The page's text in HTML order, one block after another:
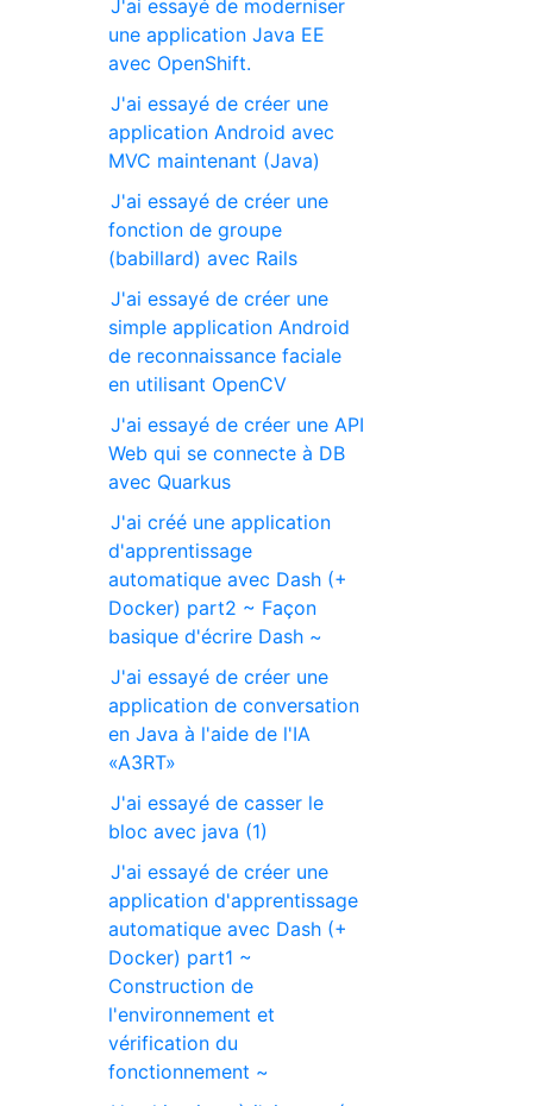
J'ai essayé de moderniser
une application Java EE
avec OpenShift.
J'ai essayé de créer une
application Android avec
MVC maintenant (Java)
J'ai essayé de créer une
fonction de groupe
(babillard) avec Rails
J'ai essayé de créer une
simple application Android
de reconnaissance faciale
en utilisant OpenCV
J'ai essayé de créer une API
Web qui se connecte à DB
avec Quarkus
J'ai créé une application
d'apprentissage
automatique avec Dash (+
Docker) part2 ~ Façon
basique d'écrire Dash ~
J'ai essayé de créer une
application de conversation
en Java à l'aide de l'IA
«A3RT»
J'ai essayé de casser le
bloc avec java (1)
J'ai essayé de créer une
application d'apprentissage
automatique avec Dash (+
Docker) part1 ~
Construction de
l'environnement et
vérification du
fonctionnement ~